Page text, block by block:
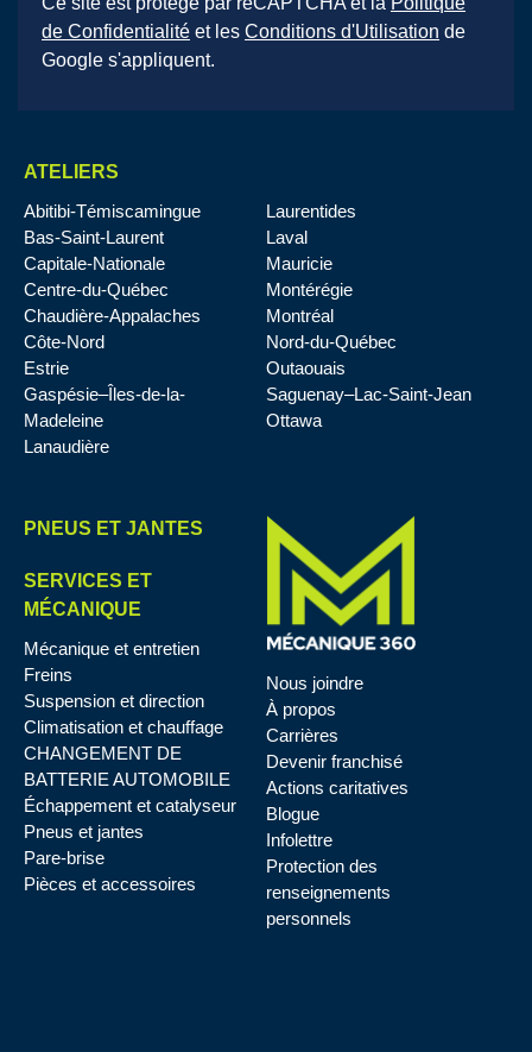
de Confidentialité et les Conditions d'Utilisation de
Google s'appliquent.
ATELIERS
Abitibi-Témiscamingue
Bas-Saint-Laurent
Capitale-Nationale
Centre-du-Québec
Chaudière-Appalaches
Côte-Nord
Estrie
Gaspésie–Îles-de-la-
Madeleine
Lanaudière
Laurentides
Laval
Mauricie
Montérégie
Montréal
Nord-du-Québec
Outaouais
Saguenay–Lac-Saint-Jean
Ottawa
PNEUS ET JANTES
SERVICES ET
MÉCANIQUE
Mécanique et entretien
Freins
Suspension et direction
Climatisation et chauffage
CHANGEMENT DE
BATTERIE AUTOMOBILE
Échappement et catalyseur
Pneus et jantes
Pare-brise
Pièces et accessoires
Nous joindre
À propos
Carrières
Devenir franchisé
Actions caritatives
Blogue
Infolettre
Protection des
renseignements
personnels